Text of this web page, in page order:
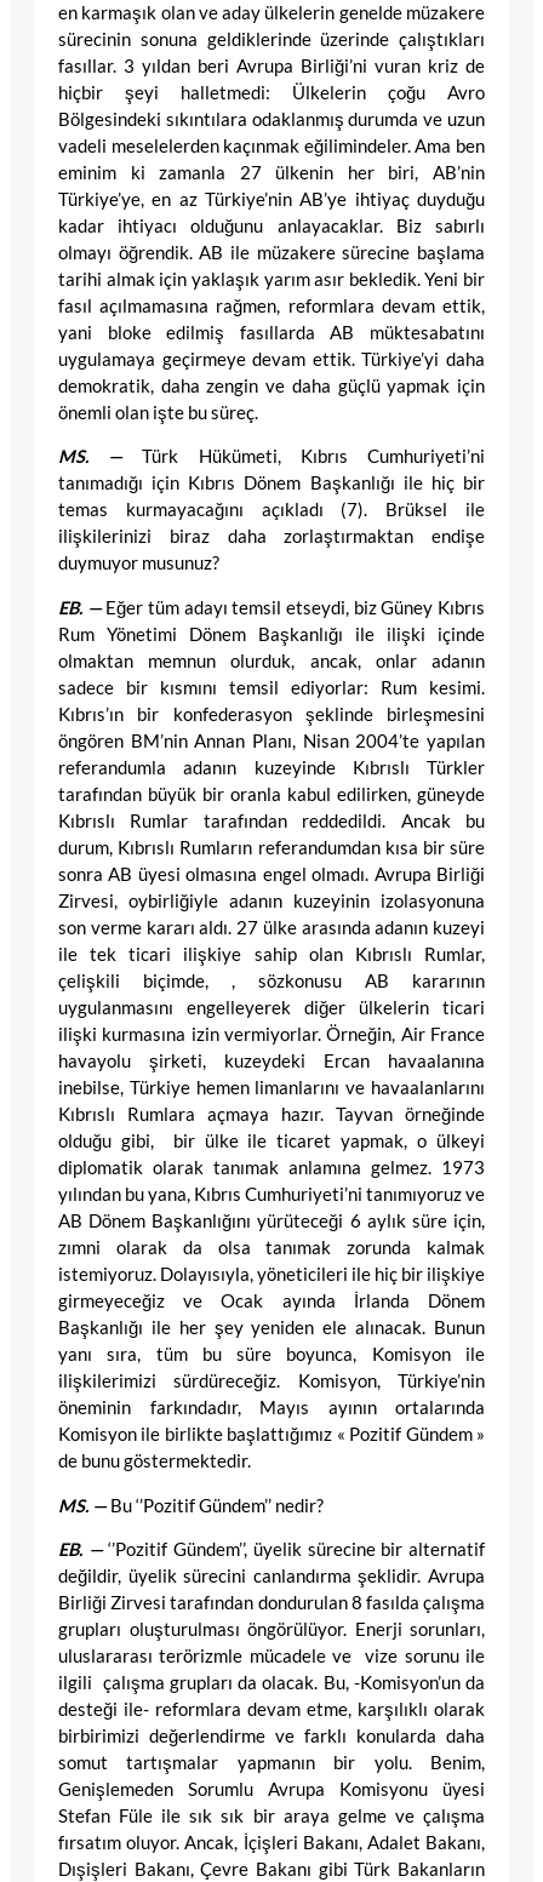
en karmaşık olan ve aday ülkelerin genelde müzakere
sürecinin sonuna geldiklerinde üzerinde çalıştıkları
fasıllar. 3 yıldan beri Avrupa Birliği’ni vuran kriz de
hiçbir şeyi halletmedi: Ülkelerin çoğu Avro
Bölgesindeki sıkıntılara odaklanmış durumda ve uzun
vadeli meselelerden kaçınmak eğilimindeler. Ama ben
eminim ki zamanla 27 ülkenin her biri, AB’nin
Türkiye’ye, en az Türkiye’nin AB’ye ihtiyaç duyduğu
kadar ihtiyacı olduğunu anlayacaklar. Biz sabırlı
olmayı öğrendik. AB ile müzakere sürecine başlama
tarihi almak için yaklaşık yarım asır bekledik. Yeni bir
fasıl açılmamasına rağmen, reformlara devam ettik,
yani bloke edilmiş fasıllarda AB müktesabatını
uygulamaya geçirmeye devam ettik. Türkiye’yi daha
demokratik, daha zengin ve daha güçlü yapmak için
önemli olan işte bu süreç.
MS. —Türk Hükümeti, Kıbrıs Cumhuriyeti’ni
tanımadığı için Kıbrıs Dönem Başkanlığı ile hiç bir
temas kurmayacağını açıkladı (7). Brüksel ile
ilişkilerinizi biraz daha zorlaştırmaktan endişe
duymuyor musunuz?
EB. —Eğer tüm adayı temsil etseydi, biz Güney Kıbrıs
Rum Yönetimi Dönem Başkanlığı ile ilişki içinde
olmaktan memnun olurduk, ancak, onlar adanın
sadece bir kısmını temsil ediyorlar: Rum kesimi.
Kıbrıs’ın bir konfederasyon şeklinde birleşmesini
öngören BM’nin Annan Planı, Nisan 2004’te yapılan
referandumla adanın kuzeyinde Kıbrıslı Türkler
tarafından büyük bir oranla kabul edilirken, güneyde
Kıbrıslı Rumlar tarafından reddedildi. Ancak bu
durum, Kıbrıslı Rumların referandumdan kısa bir süre
sonra AB üyesi olmasına engel olmadı. Avrupa Birliği
Zirvesi, oybirliğiyle adanın kuzeyinin izolasyonuna
son verme kararı aldı. 27 ülke arasında adanın kuzeyi
ile tek ticari ilişkiye sahip olan Kıbrıslı Rumlar,
çelişkili biçimde, , sözkonusu AB kararının
uygulanmasını engelleyerek diğer ülkelerin ticari
ilişki kurmasına izin vermiyorlar. Örneğin, Air France
havayolu şirketi, kuzeydeki Ercan havaalanına
inebilse, Türkiye hemen limanlarını ve havaalanlarını
Kıbrıslı Rumlara açmaya hazır. Tayvan örneğinde
olduğu gibi, bir ülke ile ticaret yapmak, o ülkeyi
diplomatik olarak tanımak anlamına gelmez. 1973
yılından bu yana, Kıbrıs Cumhuriyeti’ni tanımıyoruz ve
AB Dönem Başkanlığını yürüteceği 6 aylık süre için,
zımni olarak da olsa tanımak zorunda kalmak
istemiyoruz. Dolayısıyla, yöneticileri ile hiç bir ilişkiye
girmeyeceğiz ve Ocak ayında İrlanda Dönem
Başkanlığı ile her şey yeniden ele alınacak. Bunun
yanı sıra, tüm bu süre boyunca, Komisyon ile
ilişkilerimizi sürdüreceğiz. Komisyon, Türkiye’nin
öneminin farkındadır, Mayıs ayının ortalarında
Komisyon ile birlikte başlattığımız « Pozitif Gündem »
de bunu göstermektedir.
MS. —Bu ‘’Pozitif Gündem’’ nedir?
EB. —‘’Pozitif Gündem’’, üyelik sürecine bir alternatif
değildir, üyelik sürecini canlandırma şeklidir. Avrupa
Birliği Zirvesi tarafından dondurulan 8 fasılda çalışma
grupları oluşturulması öngörülüyor. Enerji sorunları,
uluslararası terörizmle mücadele ve vize sorunu ile
ilgili çalışma grupları da olacak. Bu, -Komisyon’un da
desteği ile- reformlara devam etme, karşılıklı olarak
birbirimizi değerlendirme ve farklı konularda daha
somut tartışmalar yapmanın bir yolu. Benim,
Genişlemeden Sorumlu Avrupa Komisyonu üyesi
Stefan Füle ile sık sık bir araya gelme ve çalışma
fırsatım oluyor. Ancak, İçişleri Bakanı, Adalet Bakanı,
Dışişleri Bakanı, Çevre Bakanı gibi Türk Bakanların